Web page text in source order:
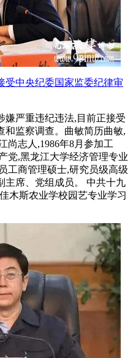
受中央纪委国家监委纪律审
嫌严重违纪违法,目前正接受
和监察调查。曲敏简历曲敏,
尚志人,1986年8月参加工
党,黑龙江大学经济管理专业
工商管理硕士,研究员级高级
主席、党组成员。 中共十九
木斯农业学校园艺专业学习